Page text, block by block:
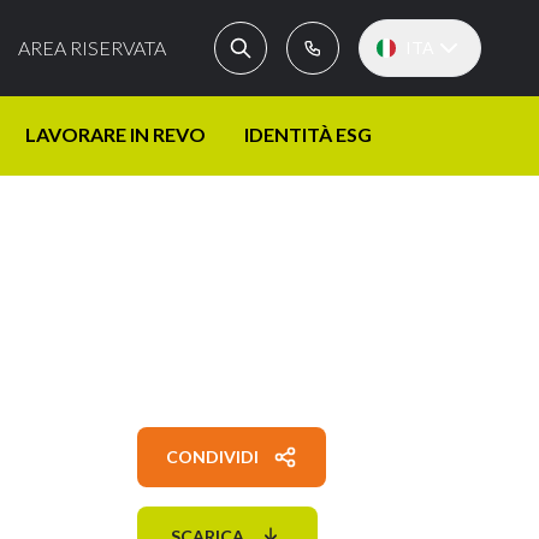
AREA RISERVATA
LAVORARE IN REVO IDENTITÀ ESG
CONDIVIDI